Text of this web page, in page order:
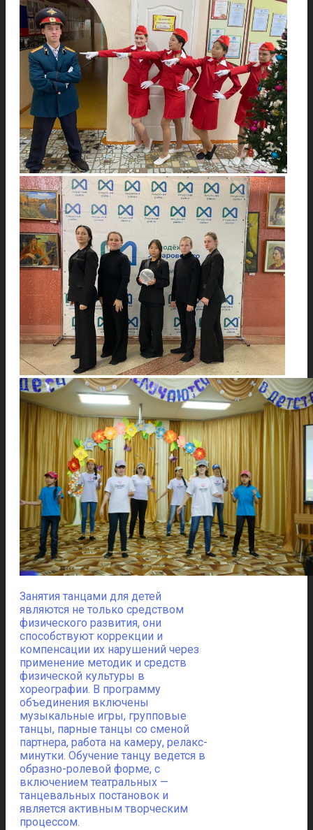
Занятия танцами для детей
являются не только средством
физического развития, они
способствуют коррекции и
компенсации их нарушений через
применение методик и средств
физической культуры в
хореографии. В программу
объединения включены
музыкальные игры, групповые
танцы, парные танцы со сменой
партнера, работа на камеру, релакс-
минутки. Обучение танцу ведется в
образно-ролевой форме, с
включением театральных —
танцевальных постановок и
является активным творческим
процессом.